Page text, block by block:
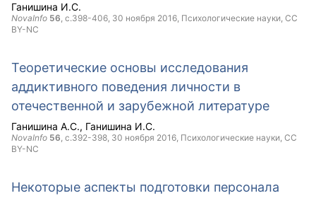
Ганишина И.С.
NovaInfo 56, с.398-406, 30 ноября 2016, Психологические науки, CC
BY-NC
Теоретические основы исследования
аддиктивного поведения личности в
отечественной и зарубежной литературе
Ганишина А.С. Ганишина И.С.
NovaInfo 56, с.392-398, 30 ноября 2016, Психологические науки, CC
BY-NC
Некоторые аспекты подготовки персонала